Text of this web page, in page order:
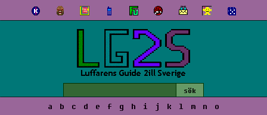
a b c d e f g h i j k l m n
o